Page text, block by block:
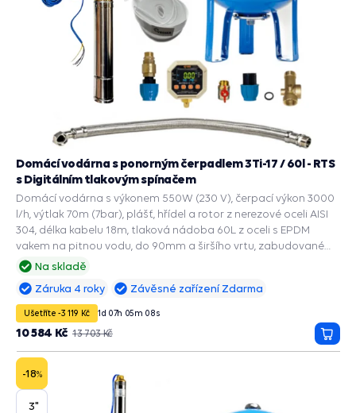
Na skladě
Domácí vodárna s ponorným čerpadlem 3Ti-17 / 60l - RTS
s Digitálním tlakovým spínačem
Domácí vodárna s výkonem 550W (230 V), čerpací výkon 3000
l/h, výtlak 70m (7bar), plášť, hřídel a rotor z nerezové oceli AISI
304, délka kabelu 18m, tlaková nádoba 60L z oceli s EPDM
vakem na pitnou vodu, do 90mm a širšího vrtu, zabudované
příslušenství a ochranné funkce: PRESS CONTROL na čerpadla,
sucho, Ochrana proti přetížení, Ochrana proti vodnímu rázu.
Záruka 4 roky Závěsné zařízení Zdarma
Ušetříte -3 119 Kč 1d 07h 05m 07s
13 703 Kč
10 584 Kč
do
-18%
3"